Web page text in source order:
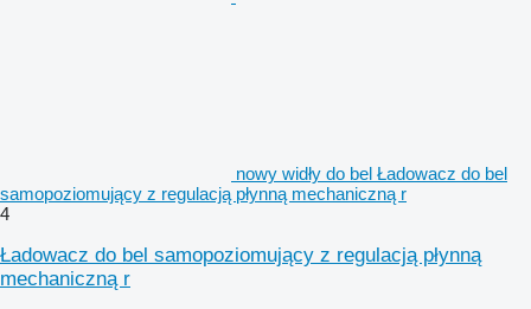
nowy widły do bel Ładowacz do bel
samopoziomujący z regulacją płynną mechaniczną r
4
Ładowacz do bel samopoziomujący z regulacją płynną
mechaniczną r